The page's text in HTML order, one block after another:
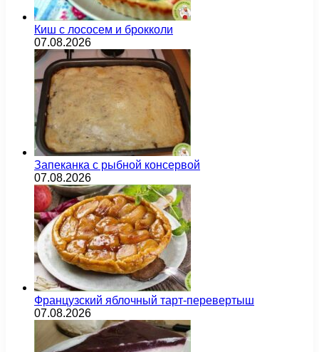
Киш с лососем и брокколи
07.08.2026
Запеканка с рыбной консервой
07.08.2026
Французский яблочный тарт-перевертыш
07.08.2026